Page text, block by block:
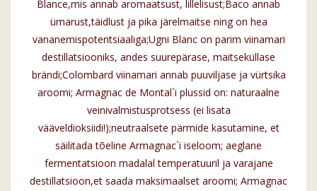
Blance,mis annab aromaatsust, lillelisust;Baco annab
ümarust,täidlust ja pika järelmaitse ning on hea
vananemispotentsiaaliga;Ugni Blanc on parim viinamari
destillatsiooniks, andes suurepärase, maitseküllase
brändi;Colombard viinamari annab puuviljase ja vürtsika
aroomi; Armagnac de Montal`i plussid on: naturaalne
veinivalmistusprotsess (ei lisata
vääveldioksiidi!);neutraalsete pärmide kasutamine, et
säilitada tõeline Armagnac`i iseloom; aeglane
fermentatsioon madalal temperatuuril ja varajane
destillatsioon,et saada maksimaalset aroomi; Armagnac